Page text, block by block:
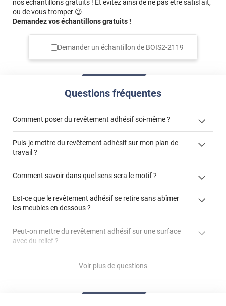
nos échantillons gratuits ! Et évitez ainsi de ne pas être satisfait,
ou de vous tromper 😉
Demandez vos échantillons gratuits !
Demander un échantillon de BOIS2-2119
Questions fréquentes
Comment poser du revêtement adhésif soi-même ?
« Comment poser un revêtement adhésif ? »
Puis-je mettre du revêtement adhésif sur mon plan de
travail ?
"Peut-on installer du
Comment savoir dans quel sens sera le motif ?
Est-ce que le revêtement adhésif se retire sans abîmer
les meubles en dessous ?
Utiliser une solution de dépose pour annuler l'action de la
Peut-on mettre du revêtement adhésif sur une surface
avec du relief ?
Peut-on mettre du revêtement adhésif sur du carrelage
Comment poser du revêtement adhésif dans les angles
Voir plus de questions